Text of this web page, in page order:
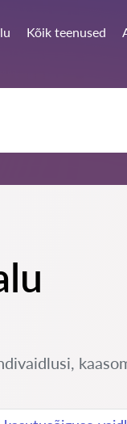
Kõik teenused